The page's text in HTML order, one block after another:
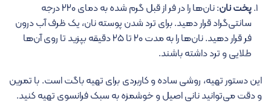
پخت نان
: نان‌ها را در فر از قبل گرم شده به دمای ۲۲۰ درجه
سانتی‌گراد قرار دهید. برای ترد شدن پوسته نان، یک ظرف آب درون
فر قرار دهید. نان‌ها را به مدت ۲۰ تا ۲۵ دقیقه بپزید تا روی آن‌ها
طلایی و ترد داشته باشند.
این دستور تهیه، روشی ساده و کاربردی برای تهیه باگت است. با تمرین
و دقت می‌توانید نانی اصیل و خوشمزه به سبک فرانسوی تهیه کنید.